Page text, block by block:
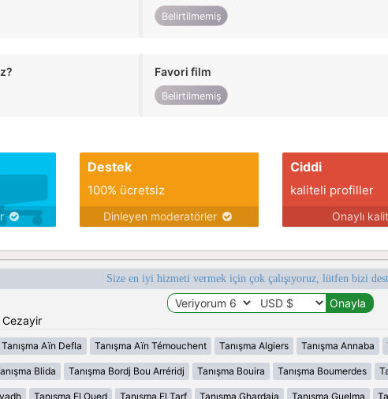
Belirtilmemiş
Favori film
Belirtilmemiş
Destek
100% ücretsiz
Dinleyen moderatörler
Ciddi
kaliteli profiller
Onaylı
Size en iyi hizmeti vermek için çok çalışıyoruz, lütfen bizi
Tanışma Aïn Defla Tanışma Aïn Témouchent Tanışma Algiers Tanışma Annaba
Blida Tanışma Bordj Bou Arréridj Tanışma Bouira Tanışma Boumerdes
Tanışma El Oued Tanışma El Tarf Tanışma Ghardaia Tanışma Guelma